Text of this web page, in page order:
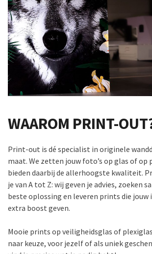
WAAROM PRINT-
Print-out is dé specialist in originele
maat. We zetten jouw foto’s op glas of op
bieden daarbij de allerhoogste kwaliteit.
je van A tot Z: wij geven je advies, zoeken
beste oplossing en leveren prints die jouw
extra boost geven.
Mooie prints op veiligheidsglas of
naar keuze, voor jezelf of als uniek